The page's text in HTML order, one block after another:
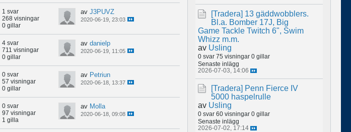
1 svar
268 visningar
0 gillar
av J3PUVZ
2020-06-19, 23:03
4 svar
711 visningar
0 gillar
av danielp
2020-06-19, 11:05
0 svar
57 visningar
0 gillar
av Petriun
2020-06-18, 13:37
0 svar
97 visningar
1 gilla
av Molla
2020-06-18, 09:08
[Tradera] 13 gäddwobblers.
Bl.a. Bomber 17J, Big
Game Tackle Twitch 6", Swim
Whizz m.m.
av Usling
0 svar 75 visningar 0 gillar
Senaste inlägg
2026-07-03, 14:06
[Tradera] Penn Fierce IV
5000 haspelrulle
av Usling
0 svar 60 visningar 0 gillar
Senaste inlägg
2026-07-02, 17:14